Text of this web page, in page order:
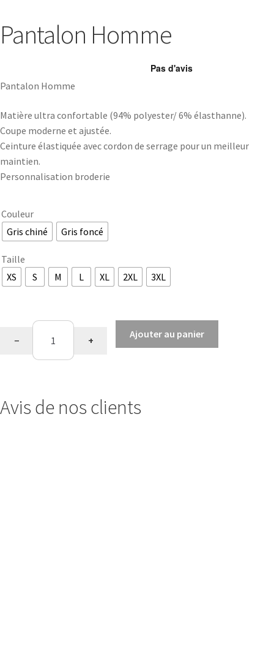
Pantalon Homme
Pantalon Homme
Matière ultra confortable (94% polyester/ 6% élasthanne).
Coupe moderne et ajustée.
Ceinture élastiquée avec cordon de serrage pour un meilleur
maintien.
Personnalisation broderie
Couleur
Gris chiné
Gris foncé
Taille
XS
S M L XL 2XL 3XL
quantité
Pantalon
− +
Ajouter au panier
Avis de nos clients